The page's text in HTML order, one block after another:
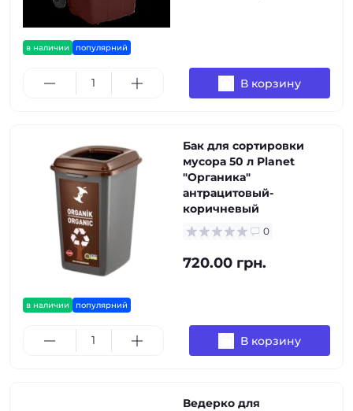
в наличии популярний
В корзину
в наличии популярний
Бак для сортировки
мусора 50 л Planet
"Органика"
антрацитовый-
коричневый
0
720.00 грн.
В корзину
Ведерко для